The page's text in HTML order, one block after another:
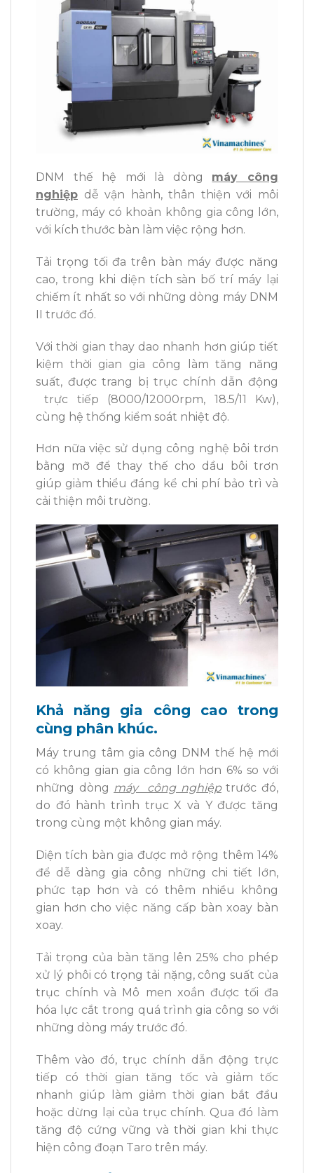
DNM thế hệ mới là dòng máy công
nghiệp dễ vận hành, thân thiện với môi
trường, máy có khoản không gia công lớn,
với kích thước bàn làm việc rộng hơn.
Tải trọng tối đa trên bàn máy được năng
cao, trong khi diện tích sàn bố trí máy lại
chiếm ít nhất so với những dòng máy DNM
II trước đó.
Với thời gian thay dao nhanh hơn giúp tiết
kiệm thời gian gia công làm tăng năng
suất, được trang bị trục chính dẫn động
trực tiếp (8000/12000rpm, 18.5/11 Kw),
cùng hệ thống kiểm soát nhiệt độ.
Hơn nữa việc sử dụng công nghệ bôi trơn
bằng mỡ để thay thế cho dầu bôi trơn
giúp giảm thiểu đáng kể chi phí bảo trì và
cải thiện môi trường.
Khả năng gia công cao trong
cùng phân khúc.
Máy trung tâm gia công DNM thế hệ mới
có không gian gia công lớn hơn 6% so với
những dòng máy công nghiệptrước đó,
do đó hành trình trục X và Y được tăng
trong cùng một không gian máy.
Diện tích bàn gia được mở rộng thêm 14%
để dễ dàng gia công những chi tiết lớn,
phức tạp hơn và có thêm nhiều không
gian hơn cho việc năng cấp bàn xoay bàn
xoay.
Tải trọng của bàn tăng lên 25% cho phép
xử lý phôi có trọng tải nặng, công suất của
trục chính và Mô men xoắn được tối đa
hóa lực cắt trong quá trình gia công so với
những dòng máy trước đó.
Thêm vào đó, trục chính dẫn động trực
tiếp có thời gian tăng tốc và giảm tốc
nhanh giúp làm giảm thời gian bắt đầu
hoặc dừng lại của trục chính. Qua đó làm
tăng độ cứng vững và thời gian khi thực
hiện công đoạn Taro trên máy.